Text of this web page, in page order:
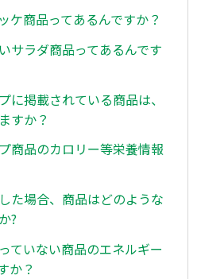
ケ商品ってあるんですか？
サラダ商品ってあるんです
に掲載されている商品は、
すか？
商品のカロリー等栄養情報
た場合、商品はどのような
?
ていない商品のエネルギー
か？